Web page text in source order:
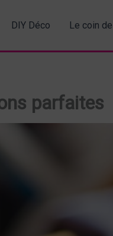
DIY Déco Le coin
parfaites